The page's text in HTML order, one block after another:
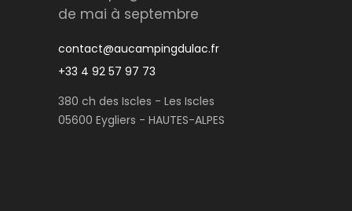
de mai à septembre
contact@aucampingdulac.fr
+33 4 92 57 97 73
380 ch des Iscles - Les Iscles
05600 Eygliers - HAUTES-ALPES